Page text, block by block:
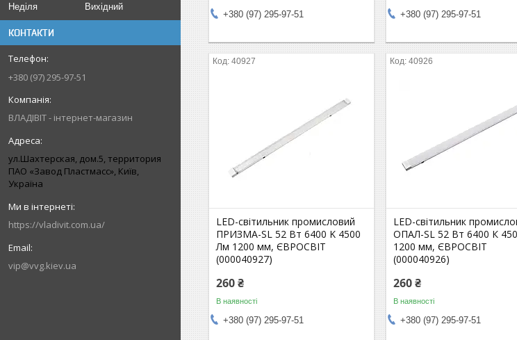
Неділя
Вихідний
КОНТАКТИ
+380 (97) 295-97-51
ВЛАДІВІТ - інтернет-магазин
ул.Шахтерская, дом.5, территория
ПАО «Завод Пластмасс», Київ,
Україна
https://vladivit.com.ua/
vip@vvg.kiev.ua
+380 (97) 295-97-51 +380 (97) 295-97-51
40927
LED-світильник промисловий
ПРИЗМА-SL 52 Вт 6400 K 4500
Лм 1200 мм, ЄВРОСВІТ
(000040927)
260 ₴
В наявності
+380 (97) 295-97-51
40926
LED-світильник
ОПАЛ-SL 52 Вт 6400 К
1200 мм, ЄВРОСВІТ
(000040926)
260 ₴
В наявності
+380 (97) 295-97-51